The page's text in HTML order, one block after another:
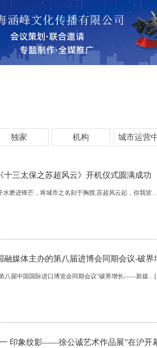
独家 机构 城市运营
十三太保之苏超风云》开机仪式圆满成功
水磨进锋芒，将城市之名刻于胸膛,苏超风云起，你我皆
融媒体主办的第八届进博会同期会议-破
八届中国国际进口博览会同期会议“破界增长——新媒…
印象纹影——徐公诚艺术作品展”在沪开